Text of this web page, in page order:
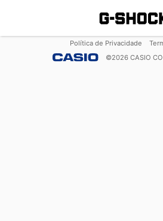
Política de Privacidade
©2026 CASIO